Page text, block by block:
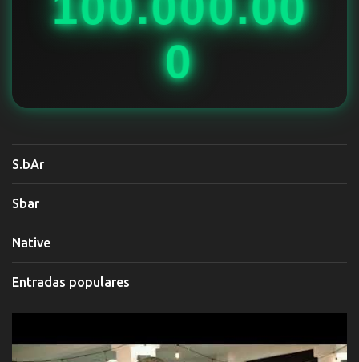
0
S.bAr
Sbar
Native
Entradas populares